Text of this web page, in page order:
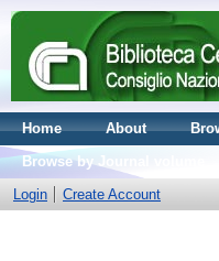
Home About
Browse by Journal volume
Login
Create Account